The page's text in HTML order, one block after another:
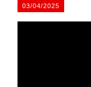
03/04/2025